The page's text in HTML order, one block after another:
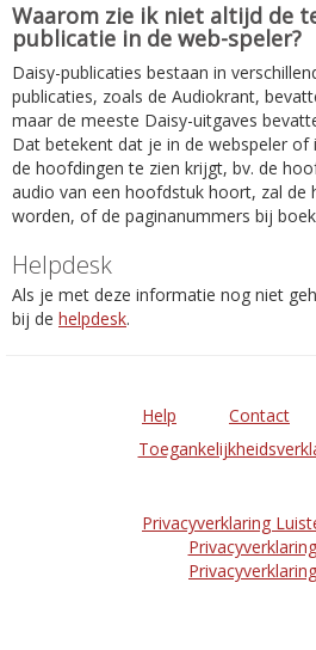
Waarom zie ik niet altijd de
publicatie in de web-speler?
Daisy-publicaties bestaan in
publicaties, zoals de Audiokrant,
maar de meeste Daisy-uitgaves
Dat betekent dat je in de webspeler of
de hoofdingen te zien krijgt, bv. de
audio van een hoofdstuk hoort, zal de
worden, of de paginanummers bij
Helpdesk
Als je met deze informatie nog niet
bij de helpdesk.
Help Contact
Privacyverklaring